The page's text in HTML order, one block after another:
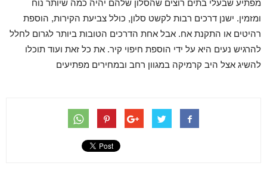
מפתיע שבעלי בתים רוצים שהסלון שלהם יהיה כמה שיותר נוח
ומזמין. ישנן דרכים רבות לקשט סלון, כולל צביעת הקירות, הוספת
רהיטים או התקנת אח. אבל אחת הדרכים הטובות ביותר לגרום לחלל
להרגיש נעים היא על ידי הוספת חיפוי קיר. את כל זאת ועוד תוכלו
להשיג אצל היב קרמיקה במגוון רחב ובמחירים מפתיעים